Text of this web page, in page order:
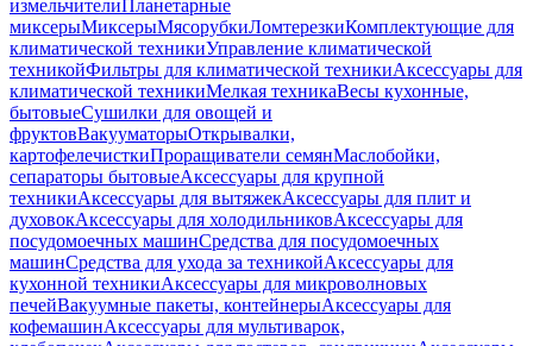
измельчителиПланетарные
миксерыМиксерыМясорубкиЛомтерезкиКомплектующие для
климатической техникиУправление климатической
техникойФильтры для климатической техникиАксессуары для
климатической техникиМелкая техникаВесы кухонные,
бытовыеСушилки для овощей и
фруктовВакууматорыОткрывалки,
картофелечисткиПроращиватели семянМаслобойки,
сепараторы бытовыеАксессуары для крупной
техникиАксессуары для вытяжекАксессуары для плит и
духовокАксессуары для холодильниковАксессуары для
посудомоечных машинСредства для посудомоечных
машинСредства для ухода за техникойАксессуары для
кухонной техникиАксессуары для микроволновых
печейВакуумные пакеты, контейнерыАксессуары для
кофемашинАксессуары для мультиварок,